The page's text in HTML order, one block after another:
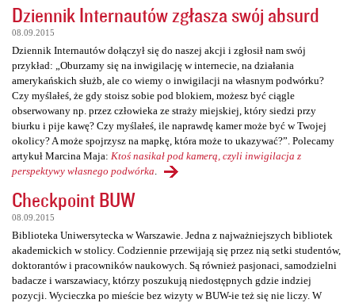
Dziennik Internautów zgłasza swój absurd
08.09.2015
Dziennik Internautów dołączył się do naszej akcji i zgłosił nam swój
przykład: „Oburzamy się na inwigilację w internecie, na działania
amerykańskich służb, ale co wiemy o inwigilacji na własnym podwórku?
Czy myślałeś, że gdy stoisz sobie pod blokiem, możesz być ciągle
obserwowany np. przez człowieka ze straży miejskiej, który siedzi przy
biurku i pije kawę? Czy myślałeś, ile naprawdę kamer może być w Twojej
okolicy? A może spojrzysz na mapkę, która może to ukazywać?”. Polecamy
artykuł Marcina Maja: Ktoś nasikał pod kamerą, czyli inwigilacja z
perspektywy własnego podwórka
Checkpoint BUW
08.09.2015
Biblioteka Uniwersytecka w Warszawie. Jedna z najważniejszych bibliotek
akademickich w stolicy. Codziennie przewijają się przez nią setki studentów,
doktorantów i pracowników naukowych. Są również pasjonaci, samodzielni
badacze i warszawiacy, którzy poszukują niedostępnych gdzie indziej
pozycji. Wycieczka po mieście bez wizyty w BUW-ie też się nie liczy. W